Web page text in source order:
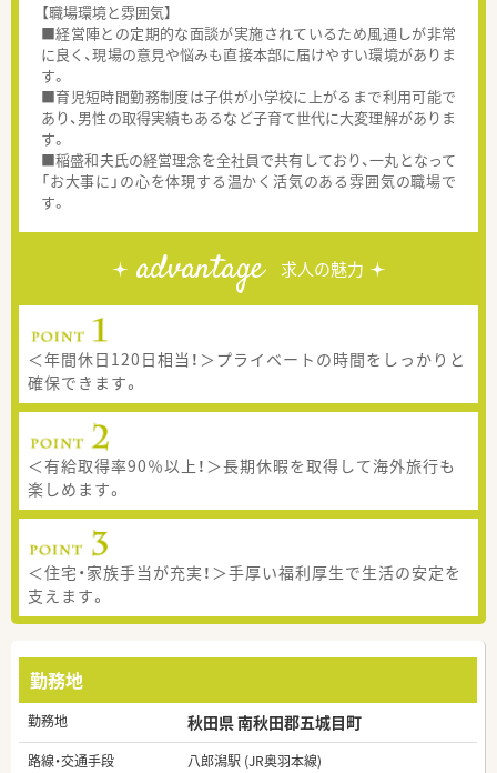
【職場環境と雰囲気】
■経営陣との定期的な面談が実施されているため風通しが非常
に良く、現場の意見や悩みも直接本部に届けやすい環境がありま
す。
■育児短時間勤務制度は子供が小学校に上がるまで利用可能で
あり、男性の取得実績もあるなど子育て世代に大変理解がありま
す。
■稲盛和夫氏の経営理念を全社員で共有しており、一丸となって
「お大事に」の心を体現する温かく活気のある雰囲気の職場で
す。
advantage 求人の魅力
＜年間休日120日相当！＞プライベートの時間をしっかりと
確保できます。
＜有給取得率90％以上！＞長期休暇を取得して海外旅行も
楽しめます。
＜住宅・家族手当が充実！＞手厚い福利厚生で生活の安定を
支えます。
勤務地
勤務地 秋田県 南秋田郡五城目町
路線・交通手段
八郎潟駅 (JR奥羽本線)